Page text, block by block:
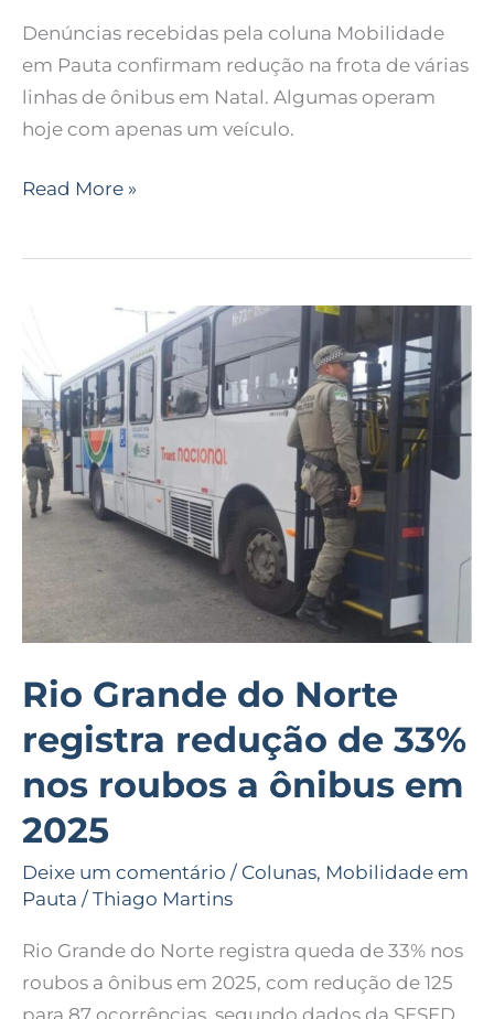
Denúncias recebidas pela coluna Mobilidade
em Pauta confirmam redução na frota de várias
linhas de ônibus em Natal. Algumas operam
hoje com apenas um veículo.
confirmada
após
denúncia
de
Read More »
Rio Grande do Norte
registra redução de 33%
nos roubos a ônibus em
2025
Deixe um comentário / Colunas, Mobilidade em
Pauta / Thiago Martins
Rio Grande do Norte registra queda de 33% nos
roubos a ônibus em 2025, com redução de 125
para 87 ocorrências, segundo dados da SESED.
do
Norte
registra
redução
de
33%
roubos
a
em
2025